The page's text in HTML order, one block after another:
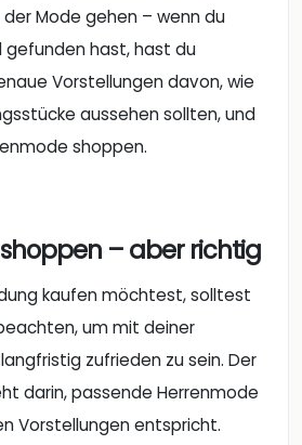
Mode gehen – wenn du
gefunden hast, hast du
Vorstellungen davon, wie
aussehen sollten, und
shoppen.
– aber richtig
kaufen möchtest, solltest
um mit deiner
zufrieden zu sein. Der
darin, passende Herrenmode
Vorstellungen entspricht.